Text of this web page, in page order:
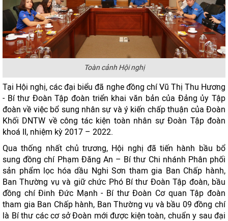
Toàn cảnh Hội nghị
Tại Hội nghị, các đại biểu đã nghe đồng chí Vũ Thị Thu Hương
- Bí thư Đoàn Tập đoàn triển khai văn bản của Đảng ủy Tập
đoàn về việc bổ sung nhân sự và ý kiến chấp thuận của Đoàn
Khối DNTW về công tác kiện toàn nhân sự Đoàn Tập đoàn
khoá II, nhiệm kỳ 2017 – 2022.
Qua thống nhất chủ trương, Hội nghị đã tiến hành bầu bổ
sung đồng chí Phạm Đăng An – Bí thư Chi nhánh Phân phối
sản phẩm lọc hóa dầu Nghi Sơn tham gia Ban Chấp hành,
Ban Thường vụ và giữ chức Phó Bí thư Đoàn Tập đoàn, bầu
đồng chí Đinh Đức Mạnh - Bí thư Đoàn Cơ quan Tập đoàn
tham gia Ban Chấp hành, Ban Thường vụ và bầu 09 đồng chí
là Bí thư các cơ sở Đoàn mới được kiện toàn, chuẩn y sau đại